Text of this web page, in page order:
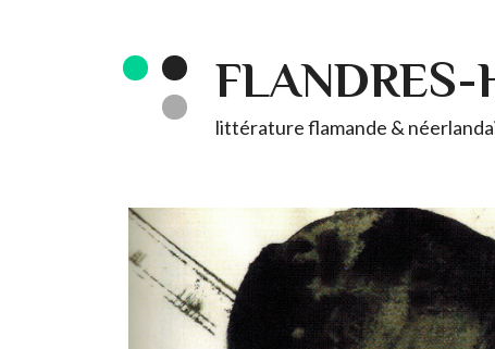
littérature flamande &